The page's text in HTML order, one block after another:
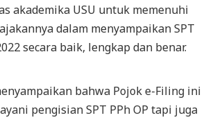
akademika USU untuk memenuhi
dalam menyampaikan SPT
secara baik, lengkap dan benar.
bahwa Pojok e-Filing ini
pengisian SPT PPh OP tapi juga